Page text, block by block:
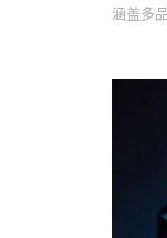
涵盖多